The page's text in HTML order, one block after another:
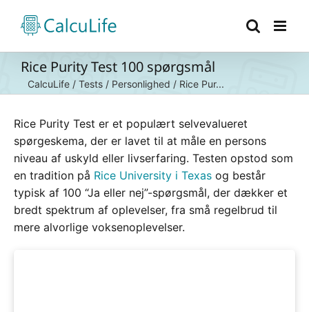
Rice Purity Test 100 spørgsmål
CalcuLife / Tests / Personlighed / Rice Pur...
Rice Purity Test er et populært selvevalueret
spørgeskema, der er lavet til at måle en persons
niveau af uskyld eller livserfaring. Testen opstod som
en tradition på Rice University i Texas og består
typisk af 100 “Ja eller nej”-spørgsmål, der dækker et
bredt spektrum af oplevelser, fra små regelbrud til
mere alvorlige voksenoplevelser.